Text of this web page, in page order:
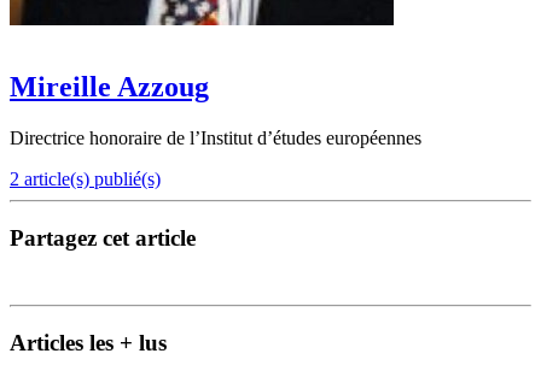
Mireille Azzoug
Directrice honoraire de l’Institut d’études européennes
2 article(s) publié(s)
Partagez cet article
Articles les + lus